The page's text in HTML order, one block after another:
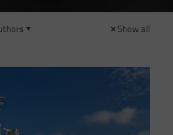
Show all